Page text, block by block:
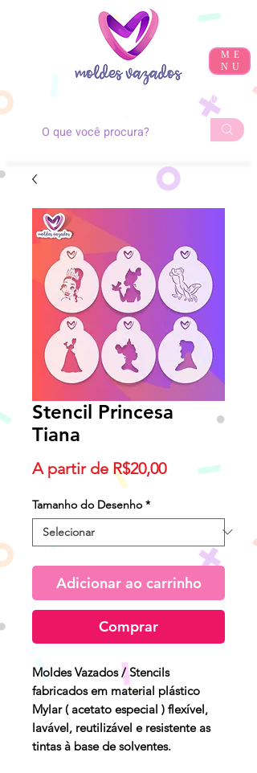
ME
NU
Stencil Princesa
Tiana
A partir deR$20,00Preço
Tamanho do Desenho *
Adicionar ao carrinho
Comprar
Moldes Vazados / Stencils
fabricados em material plástico
Mylar ( acetato especial ) flexível,
lavável, reutilizável e resistente as
tintas à base de solventes.